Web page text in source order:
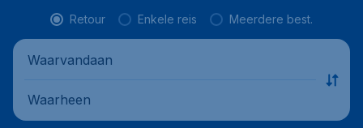
Retour Enkele reis Meerdere best.
Waarvandaan
Waarheen